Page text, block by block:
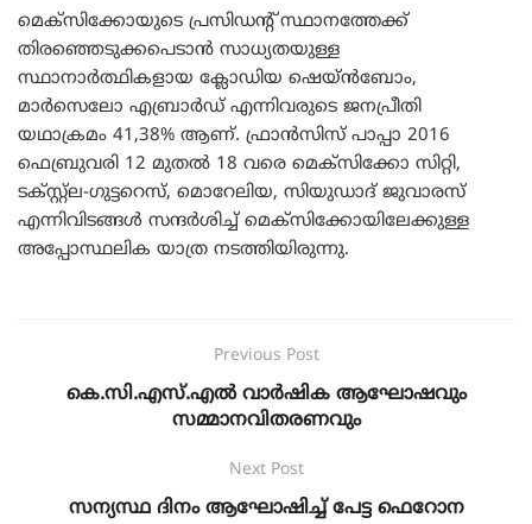
മെക്സിക്കോയുടെ പ്രസിഡന്റ് സ്ഥാനത്തേക്ക്
തിരഞ്ഞെടുക്കപെടാൻ സാധ്യതയുള്ള
സ്ഥാനാർത്ഥികളായ ക്ലോഡിയ ഷെയ്ൻബോം,
മാർസെലോ എബ്രാർഡ് എന്നിവരുടെ ജനപ്രീതി
യഥാക്രമം 41,38% ആണ്. ഫ്രാൻസിസ് പാപ്പാ 2016
ഫെബ്രുവരി 12 മുതൽ 18 വരെ മെക്സിക്കോ സിറ്റി,
ടക്സ്റ്റ്ല-ഗുട്ടറെസ്, മൊറേലിയ, സിയുഡാദ് ജുവാരസ്‌
എന്നിവിടങ്ങൾ സന്ദർശിച്ച് മെക്സിക്കോയിലേക്കുള്ള
അപ്പോസ്ഥലിക യാത്ര നടത്തിയിരുന്നു.
Previous Post
കെ.സി.എസ്.എൽ വാർഷിക ആഘോഷവും
സമ്മാനവിതരണവും
Next Post
സന്യസ്ഥ ദിനം ആഘോഷിച്ച് പേട്ട ഫെറോന